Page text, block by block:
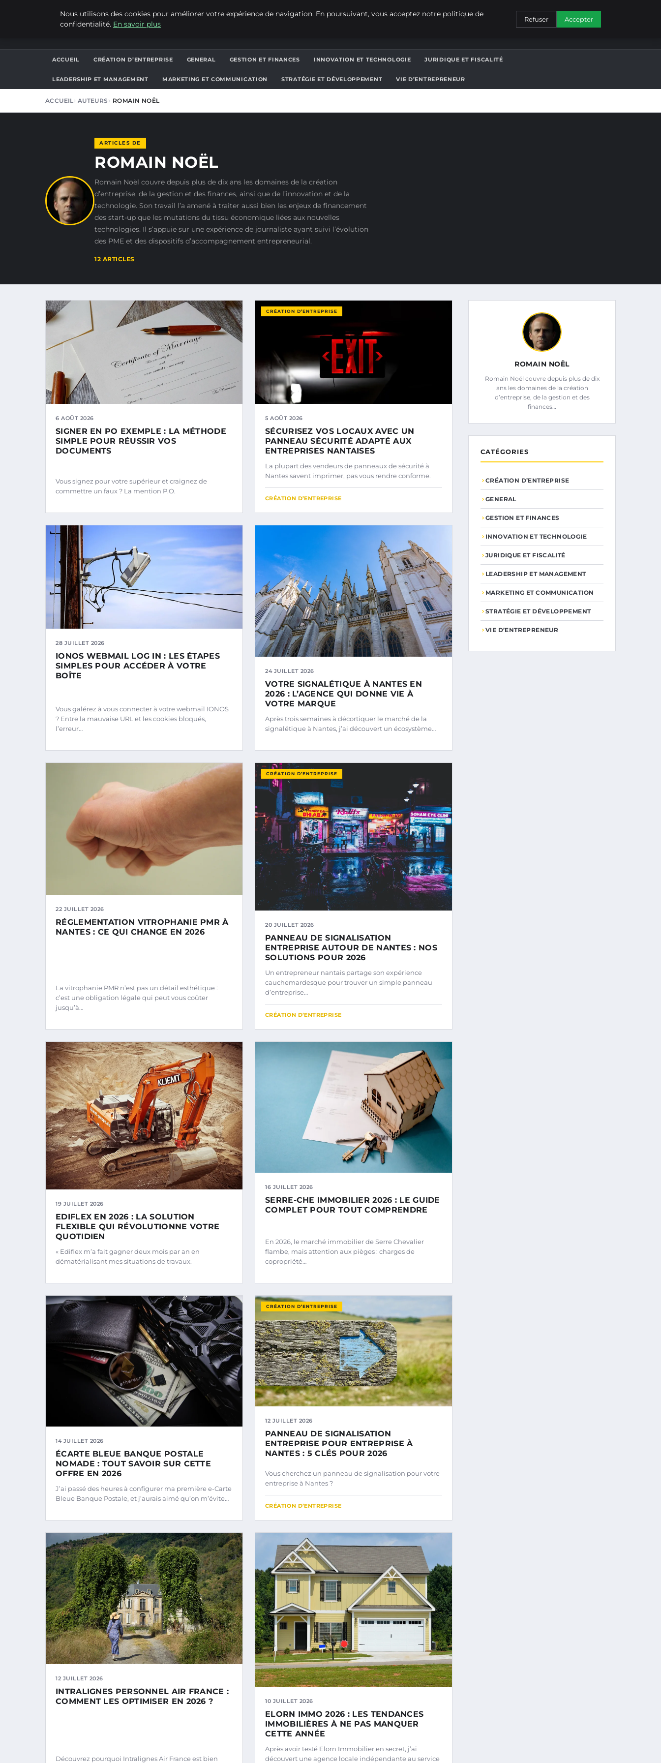
ACCUEIL CRÉATION D’ENTREPRISE GENERAL GESTION ET FINANCES INNOVATION ET TECHNOLOGIE JURIDIQUE ET FISCALITÉ
LEADERSHIP ET MANAGEMENT MARKETING ET COMMUNICATION STRATÉGIE ET DÉVELOPPEMENT VIE D’ENTREPRENEUR
ACCUEIL AUTEURS ROMAIN NOËL
ARTICLES DE
ROMAIN NOËL
Romain Noël couvre depuis plus de dix ans les domaines de la création
d’entreprise, de la gestion et des finances, ainsi que de l’innovation et de la
technologie. Son travail l’a amené à traiter aussi bien les enjeux de financement
des start-up que les mutations du tissu économique liées aux nouvelles
technologies. Il s’appuie sur une expérience de journaliste ayant suivi l’évolution
des PME et des dispositifs d’accompagnement entrepreneurial.
12 ARTICLES
6 AOÛT 2026
SIGNER EN PO EXEMPLE : LA MÉTHODE
SIMPLE POUR RÉUSSIR VOS
DOCUMENTS
Vous signez pour votre supérieur et craignez de
commettre un faux ? La mention P.O.
CRÉATION D’ENTREPRISE
5 AOÛT 2026
SÉCURISEZ VOS LOCAUX AVEC UN
PANNEAU SÉCURITÉ ADAPTÉ AUX
ENTREPRISES NANTAISES
La plupart des vendeurs de panneaux de sécurité à
Nantes savent imprimer, pas vous rendre conforme.
CRÉATION D’ENTREPRISE
28 JUILLET 2026
IONOS WEBMAIL LOG IN : LES ÉTAPES
SIMPLES POUR ACCÉDER À VOTRE
BOÎTE
Vous galérez à vous connecter à votre webmail IONOS
? Entre la mauvaise URL et les cookies bloqués,
l’erreur…
24 JUILLET 2026
VOTRE SIGNALÉTIQUE À NANTES EN
2026 : L’AGENCE QUI DONNE VIE À
VOTRE MARQUE
Après trois semaines à décortiquer le marché de la
signalétique à Nantes, j’ai découvert un écosystème…
22 JUILLET 2026
RÉGLEMENTATION VITROPHANIE PMR À
NANTES : CE QUI CHANGE EN 2026
La vitrophanie PMR n’est pas un détail esthétique :
c’est une obligation légale qui peut vous coûter
jusqu’à…
CRÉATION D’ENTREPRISE
20 JUILLET 2026
PANNEAU DE SIGNALISATION
ENTREPRISE AUTOUR DE NANTES : NOS
SOLUTIONS POUR 2026
Un entrepreneur nantais partage son expérience
cauchemardesque pour trouver un simple panneau
d’entreprise…
CRÉATION D’ENTREPRISE
19 JUILLET 2026
EDIFLEX EN 2026 : LA SOLUTION
FLEXIBLE QUI RÉVOLUTIONNE VOTRE
QUOTIDIEN
« Ediflex m’a fait gagner deux mois par an en
dématérialisant mes situations de travaux.
16 JUILLET 2026
SERRE-CHE IMMOBILIER 2026 : LE GUIDE
COMPLET POUR TOUT COMPRENDRE
En 2026, le marché immobilier de Serre Chevalier
flambe, mais attention aux pièges : charges de
copropriété…
14 JUILLET 2026
ÉCARTE BLEUE BANQUE POSTALE
NOMADE : TOUT SAVOIR SUR CETTE
OFFRE EN 2026
J’ai passé des heures à configurer ma première e-Carte
Bleue Banque Postale, et j’aurais aimé qu’on m’évite…
CRÉATION D’ENTREPRISE
12 JUILLET 2026
PANNEAU DE SIGNALISATION
ENTREPRISE POUR ENTREPRISE À
NANTES : 5 CLÉS POUR 2026
Vous cherchez un panneau de signalisation pour votre
entreprise à Nantes ?
CRÉATION D’ENTREPRISE
12 JUILLET 2026
INTRALIGNES PERSONNEL AIR FRANCE :
COMMENT LES OPTIMISER EN 2026 ?
Découvrez pourquoi Intralignes Air France est bien
10 JUILLET 2026
ELORN IMMO 2026 : LES TENDANCES
IMMOBILIÈRES À NE PAS MANQUER
CETTE ANNÉE
Après avoir testé Elorn Immobilier en secret, j’ai
découvert une agence locale indépendante au service
ROMAIN NOËL
Romain Noël couvre depuis plus de dix
ans les domaines de la création
d’entreprise, de la gestion et des
finances…
CATÉGORIES
CRÉATION D’ENTREPRISE
GENERAL
GESTION ET FINANCES
INNOVATION ET TECHNOLOGIE
JURIDIQUE ET FISCALITÉ
LEADERSHIP ET MANAGEMENT
MARKETING ET COMMUNICATION
STRATÉGIE ET DÉVELOPPEMENT
VIE D’ENTREPRENEUR
Nous utilisons des cookies pour améliorer votre expérience de navigation. En poursuivant, vous acceptez notre politique de
confidentialité. En savoir plus
Refuser Accepter